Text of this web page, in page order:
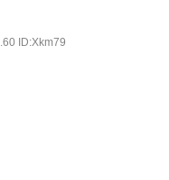
ID:Xkm79